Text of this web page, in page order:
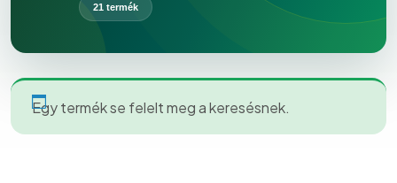
21 termék
Egy termék se felelt meg a keresésnek.